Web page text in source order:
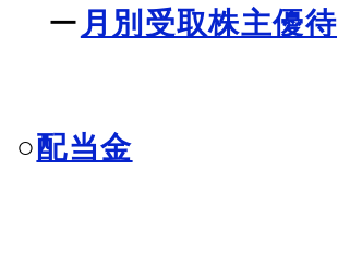
ー 月別受取株主優待
○配当金